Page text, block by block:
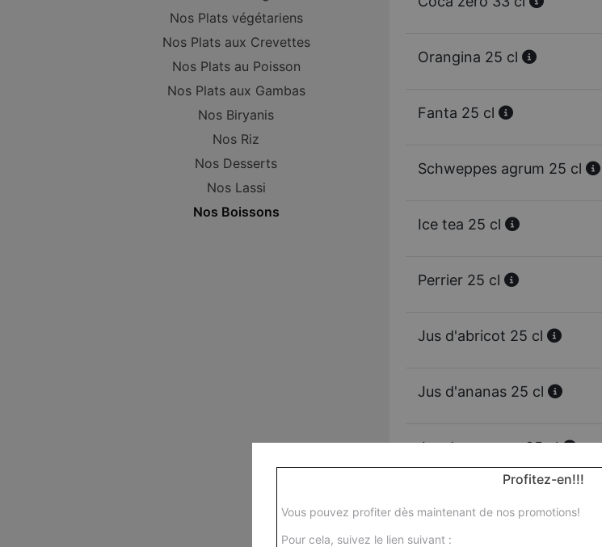
Nos Plats végétariens
Nos Plats aux Crevettes
Nos Plats au Poisson
Nos Plats aux Gambas
Nos Biryanis
Nos Riz
Nos Desserts
Nos Lassi
Nos Boissons
Orangina 25 cl
Fanta 25 cl
Schweppes agrum 25 cl
Ice tea 25 cl
Perrier 25 cl
Jus d'abricot 25 cl
Jus d'ananas 25 cl
Jus de mangue 25 cl
Profitez-en!!!
Vous pouvez profiter dès maintenant de nos promotions!
Pour cela, suivez le lien suivant :